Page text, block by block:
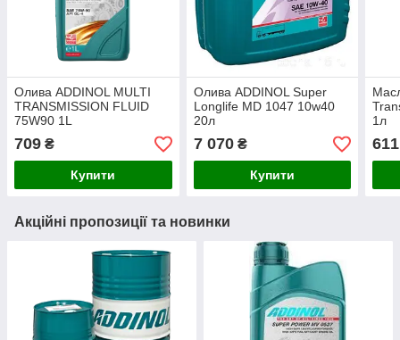
Олива ADDINOL MULTI
TRANSMISSION FLUID
75W90 1L
709 ₴
Купити
Олива ADDINOL Super
Longlife MD 1047 10w40
20л
7 070₴
Купити
1л
611
Акційні пропозиції та новинки